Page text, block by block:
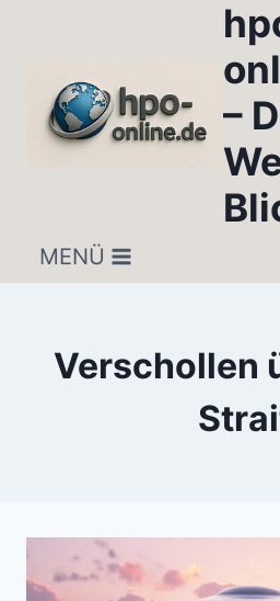
–
MENÜ
Verschollen